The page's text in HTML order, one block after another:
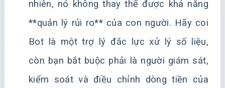
nhiên, nó không thay thế được khả năng
**quản lý rủi ro** của con người. Hãy coi
Bot là một trợ lý đắc lực xử lý số liệu,
còn bạn bắt buộc phải là người giám sát,
kiểm soát và điều chỉnh dòng tiền của